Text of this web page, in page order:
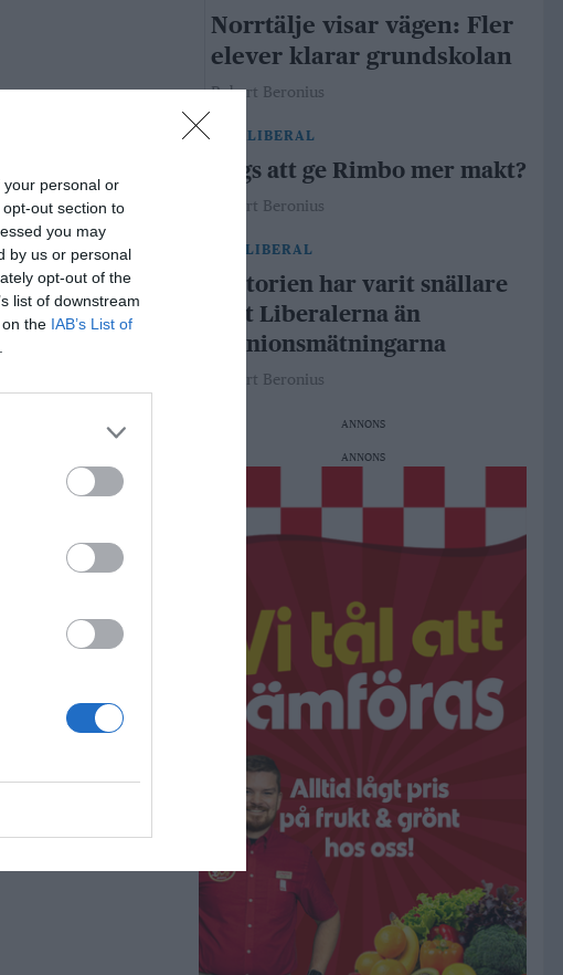
personal or
out section to
you may
by us or personal
opt-out of the
list of downstream
the IAB’s List of
Norrtälje visar vägen: Fler
elever klarar grundskolan
Robert Beronius
29 julLIBERAL
Dags att ge Rimbo mer makt?
Robert Beronius
LIBERAL
Historien har varit snällare
mot Liberalerna än
opinionsmätningarna
Robert Beronius
ANNONS
ANNONS